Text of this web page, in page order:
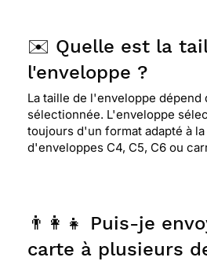
✉️ Quelle est la
l'enveloppe ?
La taille de l'enveloppe dépend
sélectionnée. L'enveloppe
toujours d'un format adapté à
d'enveloppes C4, C5, C6 ou
👨‍👩‍👧 Puis-je
carte à plusieurs